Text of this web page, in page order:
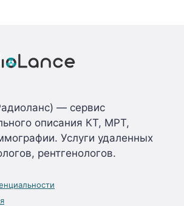
— сервис
описания КТ, МРТ,
Услуги удаленных
рентгенологов.